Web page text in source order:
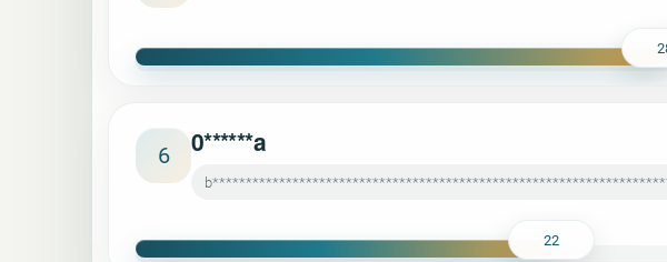
6 0******a
22